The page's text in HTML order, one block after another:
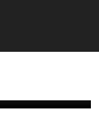
S.Pd